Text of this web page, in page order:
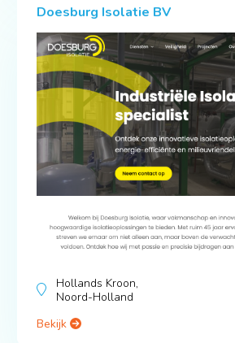
Doesburg Isolatie BV
Hollands Kroon,
Noord-Holland
Bekijk